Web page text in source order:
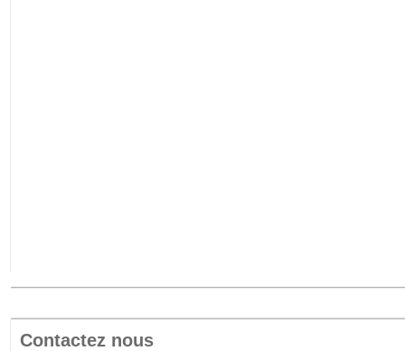
Contactez nous